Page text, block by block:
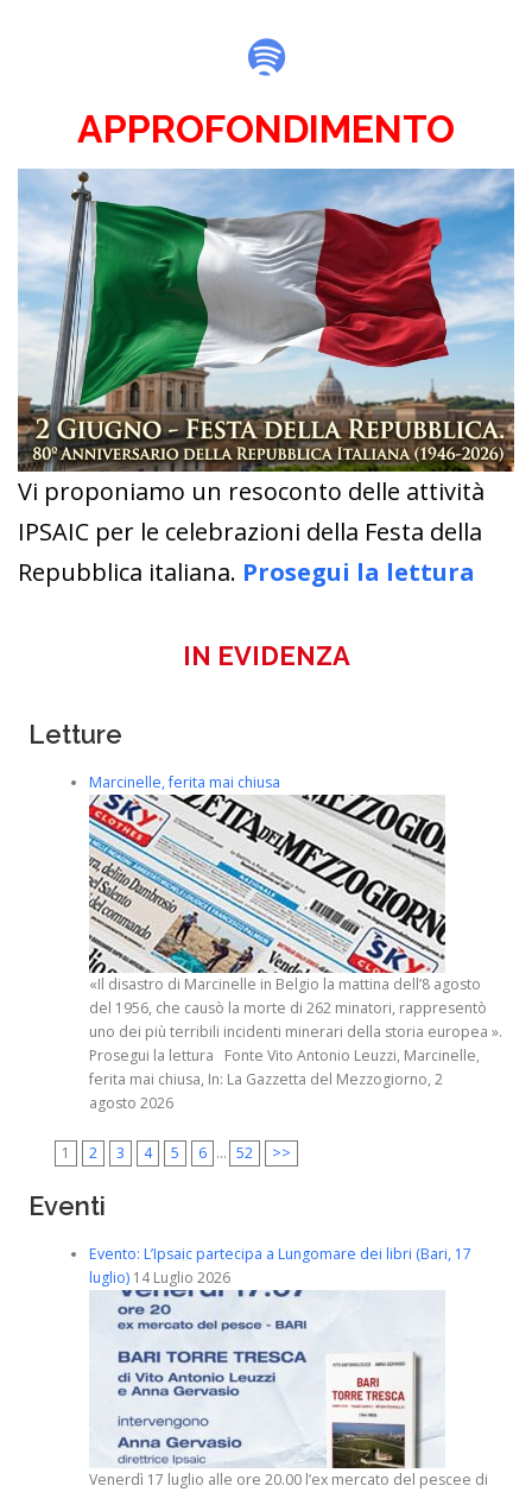
APPROFONDIMENTO
Vi proponiamo un resoconto delle attività
IPSAIC per le celebrazioni della Festa della
Repubblica italiana. Prosegui la lettura
IN EVIDENZA
Letture
Marcinelle, ferita mai chiusa
«Il disastro di Marcinelle in Belgio la mattina dell’8 agosto
del 1956, che causò la morte di 262 minatori, rappresentò
uno dei più terribili incidenti minerari della storia europea ».
Prosegui la lettura Fonte Vito Antonio Leuzzi, Marcinelle,
ferita mai chiusa, In: La Gazzetta del Mezzogiorno, 2
agosto 2026
1 2 3 4 5 6 ... 52 >>
Eventi
Evento: L’Ipsaic partecipa a Lungomare dei libri (Bari, 17
luglio)14 Luglio 2026
Venerdì 17 luglio alle ore 20.00 l’ex mercato del pescee di